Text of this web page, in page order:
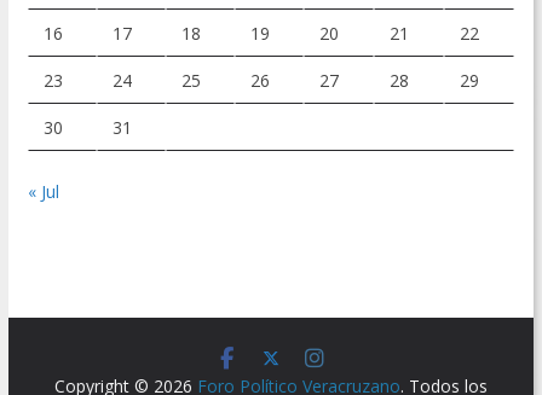
16 17 18 19 20 21 22
23 24 25 26 27 28 29
30 31
« Jul
Copyright © 2026 Foro Político Veracruzano. Todos los